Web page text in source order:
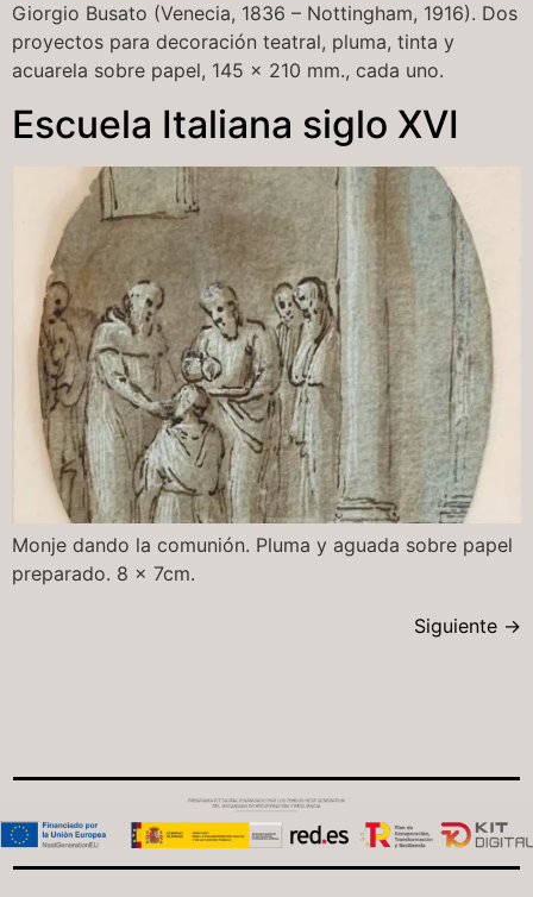
Giorgio Busato (Venecia, 1836 – Nottingham, 1916). Dos
proyectos para decoración teatral, pluma, tinta y
acuarela sobre papel, 145 x 210 mm., cada uno.
Escuela Italiana siglo XVI
Monje dando la comunión. Pluma y aguada sobre papel
preparado. 8 x 7cm.
Siguiente →